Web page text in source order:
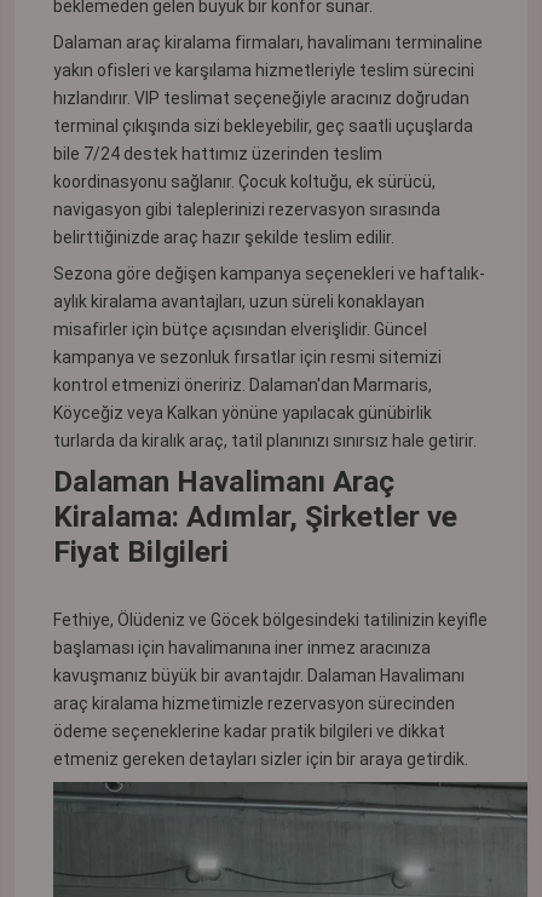
beklemeden gelen büyük bir konfor sunar.
Dalaman araç kiralama firmaları, havalimanı terminaline
yakın ofisleri ve karşılama hizmetleriyle teslim sürecini
hızlandırır. VIP teslimat seçeneğiyle aracınız doğrudan
terminal çıkışında sizi bekleyebilir, geç saatli uçuşlarda
bile 7/24 destek hattımız üzerinden teslim
koordinasyonu sağlanır. Çocuk koltuğu, ek sürücü,
navigasyon gibi taleplerinizi rezervasyon sırasında
belirttiğinizde araç hazır şekilde teslim edilir.
Sezona göre değişen kampanya seçenekleri ve haftalık-
aylık kiralama avantajları, uzun süreli konaklayan
misafirler için bütçe açısından elverişlidir. Güncel
kampanya ve sezonluk fırsatlar için resmi sitemizi
kontrol etmenizi öneririz. Dalaman'dan Marmaris,
Köyceğiz veya Kalkan yönüne yapılacak günübirlik
turlarda da kiralık araç, tatil planınızı sınırsız hale getirir.
Dalaman Havalimanı Araç
Kiralama: Adımlar, Şirketler ve
Fiyat Bilgileri
Fethiye, Ölüdeniz ve Göcek bölgesindeki tatilinizin keyifle
başlaması için havalimanına iner inmez aracınıza
kavuşmanız büyük bir avantajdır. Dalaman Havalimanı
araç kiralama hizmetimizle rezervasyon sürecinden
ödeme seçeneklerine kadar pratik bilgileri ve dikkat
etmeniz gereken detayları sizler için bir araya getirdik.